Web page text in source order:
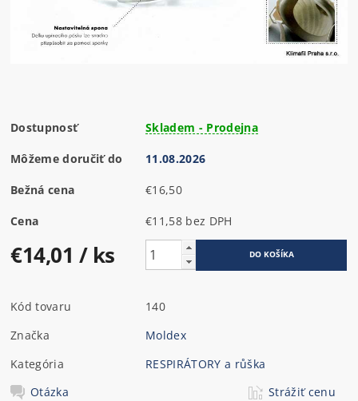
Dostupnosť Skladem - Prodejna
Môžeme doručiť do 11.08.2026
Bežná cena €16,50
Cena €11,58 bez DPH
€14,01 / ks
Kód tovaru
140
Značka
Moldex
Kategória
RESPIRÁTORY a růška
Otázka
Strážiť cenu